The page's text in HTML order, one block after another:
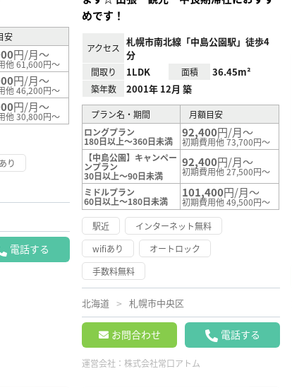
安
円/月～
他 61,600円～
円/月～
他 46,200円～
円/月～
他 30,800円～
り
電話する
めです！
アクセス
札幌市南北線「中島公園駅」徒歩4
分
間取り 1LDK 面積 36.45m²
築年数 2001年 12月 築
プラン名・期間
月額目安
ロングプラン
180日以上～360日未満
92,400円/月～
初期費用他 73,700円～
【中島公園】キャンペー
ンプラン
30日以上～90日未満
92,400円/月～
初期費用他 27,500円～
ミドルプラン
60日以上～180日未満
101,400円/月～
初期費用他 49,500円～
駅近
インターネット無料
wifiあり
オートロック
手数料無料
北海道 札幌市中央区
お問合わせ 電話する
運営会社：株式会社常口アトム